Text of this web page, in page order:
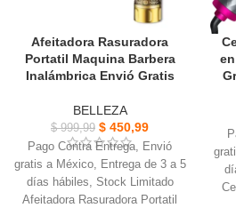
Afeitadora Rasuradora
Portatil Maquina Barbera
Inalámbrica Envió Gratis
BELLEZA
$999,99 $ 450,99
Pago Contra Entrega, Envió
gratis a México, Entrega de 3 a 5
días hábiles, Stock Limitado
Afeitadora Rasuradora Portatil